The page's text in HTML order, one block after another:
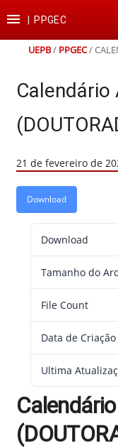
para
conteúdo
para
para
para
rodapé
 PPGEC
UEPB/ PPGEC/
Calendário
21 de fevereiro de
Download
Download
Tamanho do
File Count
Data de Criação
Ultima